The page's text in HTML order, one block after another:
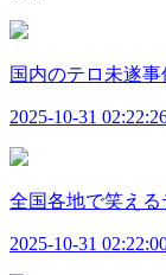
国内のテロ未遂
2025-10-31
全国各地で笑え
2025-10-31